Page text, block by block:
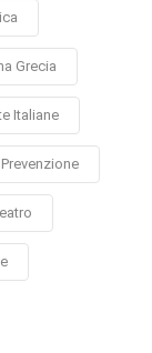
Grecia
Italiane
Prevenzione